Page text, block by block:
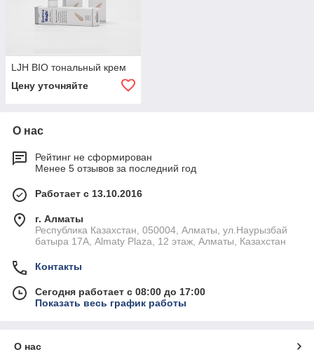
LJH BIO тональный крем
Цену уточняйте
О нас
Рейтинг не сформирован
Менее 5 отзывов за последний год
Работает с 13.10.2016
г. Алматы
Республика Казахстан, 050004, Алматы, ул.Наурызбай
батыра 17А, Almaty Plaza, 12 этаж, Алматы, Казахстан
Контакты
Сегодня работает с 08:00 до 17:00
Показать весь график работы
О нас